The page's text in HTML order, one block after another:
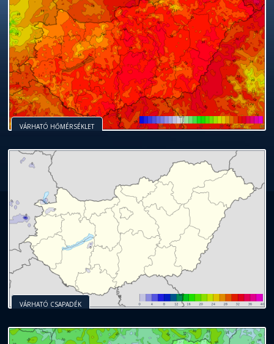
VÁRHATÓ HŐMÉRSÉKLET
VÁRHATÓ CSAPADÉK